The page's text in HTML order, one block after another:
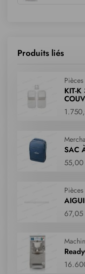
Produits liés
KIT-
SAC